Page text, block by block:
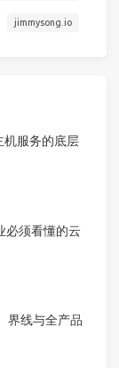
jimmysong.io
机服务的底层
必须看懂的云
界线与全产品